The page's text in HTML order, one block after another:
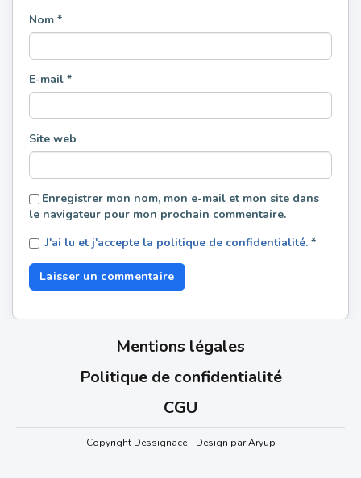
Nom *
E-mail *
Site web
Enregistrer mon nom, mon e-mail et mon site dans
le navigateur pour mon prochain commentaire.
J'ai lu et j'accepte la politique de confidentialité. *
Mentions légales
Politique de confidentialité
CGU
Copyright Dessignace- Design par Aryup